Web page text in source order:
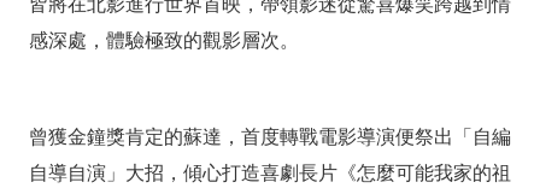
《怎
麼
可
能
感深處，體驗極致的觀影層次。
曾獲金鐘獎肯定的蘇達，首度轉戰電影導演便祭出「自編
自導自演」大招，傾心打造喜劇長片《怎麼可能我家的祖